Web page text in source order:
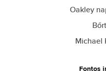
Oakley
Michael
Fontos